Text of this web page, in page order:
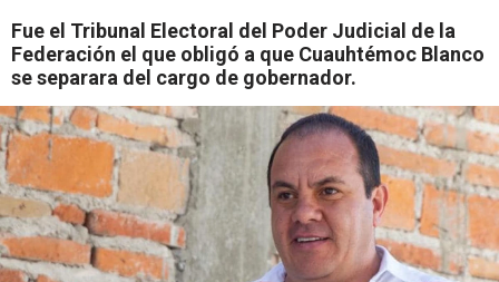
q
e
d
a
Fue el Tribunal Electoral del Poder Judicial de la
Federación el que obligó a que Cuauhtémoc Blanco
se separara del cargo de gobernador.